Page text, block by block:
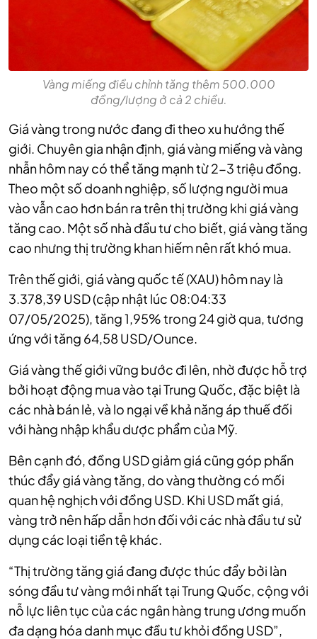
Vàng miếng điều chỉnh tăng thêm 500.000
đồng/lượng ở cả 2 chiều.
Giá vàng trong nước đang đi theo xu hướng thế
giới. Chuyên gia nhận định, giá vàng miếng và vàng
nhẫn hôm nay có thể tăng mạnh từ 2-3 triệu đồng.
Theo một số doanh nghiệp, số lượng người mua
vào vẫn cao hơn bán ra trên thị trường khi giá vàng
tăng cao. Một số nhà đầu tư cho biết, giá vàng tăng
cao nhưng thị trường khan hiếm nên rất khó mua.
Trên thế giới, giá vàng quốc tế (XAU) hôm nay là
3.378,39 USD (cập nhật lúc 08:04:33
07/05/2025), tăng 1,95% trong 24 giờ qua, tương
ứng với tăng 64,58 USD/Ounce.
Giá vàng thế giới vững bước đi lên, nhờ được hỗ trợ
bởi hoạt động mua vào tại Trung Quốc, đặc biệt là
các nhà bán lẻ, và lo ngại về khả năng áp thuế đối
với hàng nhập khẩu dược phẩm của Mỹ.
Bên cạnh đó, đồng USD giảm giá cũng góp phần
thúc đẩy giá vàng tăng, do vàng thường có mối
quan hệ nghịch với đồng USD. Khi USD mất giá,
vàng trở nên hấp dẫn hơn đối với các nhà đầu tư sử
dụng các loại tiền tệ khác.
“Thị trường tăng giá đang được thúc đẩy bởi làn
sóng đầu tư vàng mới nhất tại Trung Quốc, cộng với
nỗ lực liên tục của các ngân hàng trung ương muốn
đa dạng hóa danh mục đầu tư khỏi đồng USD”,